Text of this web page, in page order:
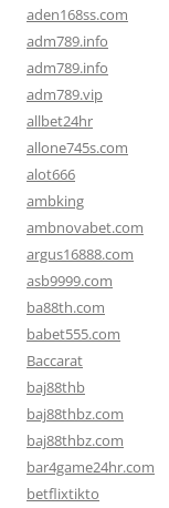
aden168ss.com
adm789.info
adm789.info
adm789.vip
allbet24hr
allone745s.com
alot666
ambking
ambnovabet.com
argus16888.com
asb9999.com
ba88th.com
babet555.com
Baccarat
baj88thb
baj88thbz.com
baj88thbz.com
bar4game24hr.com
betflixtikto